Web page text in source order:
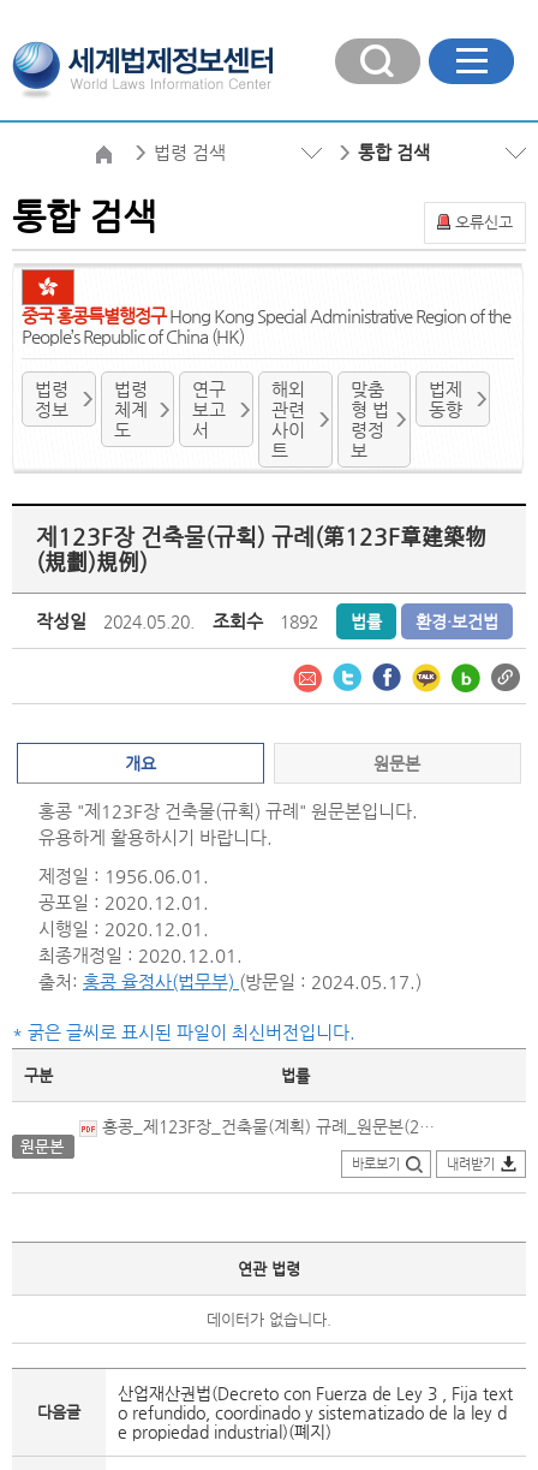
법령 검색 통합 검색
오류신고
통합 검색
중국 홍콩특별행정구Hong Kong Special Administrative Region of the
People’s Republic of China (HK)
법령
정보
법령
체계
도
연구
보고
서
해외
관련
사이
트
맞춤
형 법
령정
보
법제
동향
제123F장 건축물(규획) 규례(第123F章建築物
(規劃)規例)
작성일 2024.05.20. 조회수 1892 법률 환경·보건법
개요 원문본
홍콩 "제123F장 건축물(규획) 규례" 원문본입니다.
유용하게 활용하시기 바랍니다.
제정일 : 1956.06.01.
공포일 : 2020.12.01.
시행일 : 2020.12.01.
최종개정일 : 2020.12.01.
출처: 홍콩 율정사(법무부) (방문일 : 2024.05.17.)
* 굵은 글씨로 표시된 파일이 최신버전입니다.
구분 법률
홍콩_제123F장_건축물(계획) 규례_원문본(2020.12.01.개정).pdf
바로보기 내려받기
연관 법령
데이터가 없습니다.
다음글
산업재산권법(Decreto con Fuerza de Ley 3 , Fija text
o refundido, coordinado y sistematizado de la ley d
e propiedad industrial)(폐지)